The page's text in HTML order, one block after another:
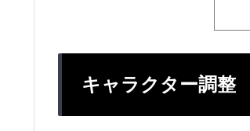
キャラクター調整